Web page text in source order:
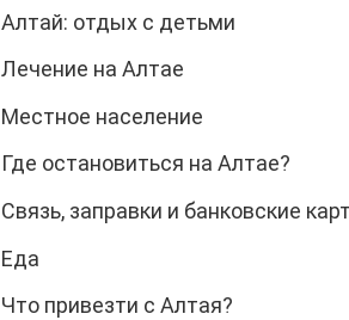
Алтай: отдых с детьми
Лечение на Алтае
Местное население
Где остановиться на Алтае?
Связь, заправки и банковские
Еда
Что привезти с Алтая?